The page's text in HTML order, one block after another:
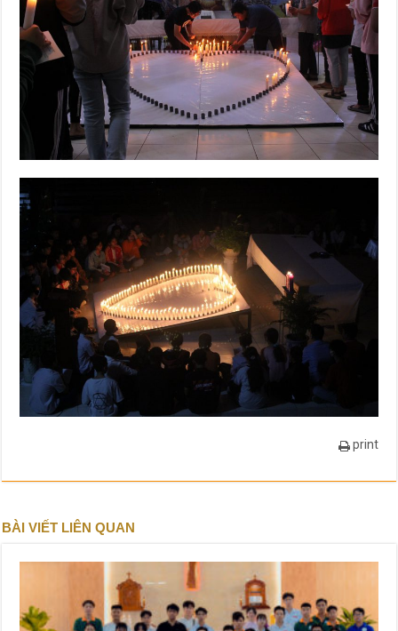
print
BÀI VIẾT LIÊN QUAN